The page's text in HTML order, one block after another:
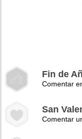
Fin de
Comentar
San
Comentar